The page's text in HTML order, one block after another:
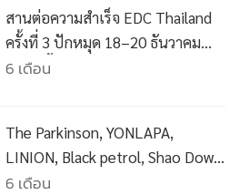
สานต่อความสำเร็จ EDC Thailand
ครั้งที่ 3 ปักหมุด 18–20 ธันวาคม
2569 นี้ ณ Rhythm Park ภูเก็ต
6 เดือน
The Parkinson, YONLAPA,
LINION, Black petrol, Shao Dow
พร้อมจอย “Bangkok Music City
6 เดือน